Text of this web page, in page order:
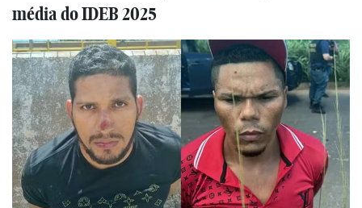
média do IDEB 2025